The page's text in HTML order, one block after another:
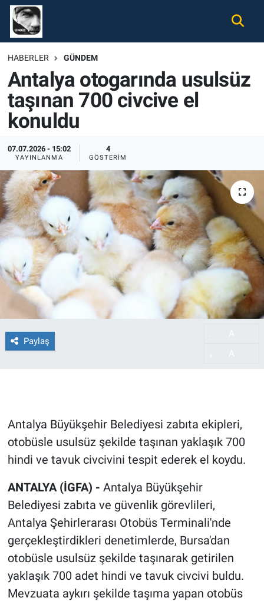
HABERLER GÜNDEM
Antalya otogarında usulsüz
taşınan 700 civcive el
konuldu
07.07.2026 - 15:02
YAYINLANMA
4
GÖSTERIM
Paylaş
Antalya Büyükşehir Belediyesi zabıta ekipleri,
otobüsle usulsüz şekilde taşınan yaklaşık 700
hindi ve tavuk civcivini tespit ederek el koydu.
ANTALYA (İGFA) - Antalya Büyükşehir
Belediyesi zabıta ve güvenlik görevlileri,
Antalya Şehirlerarası Otobüs Terminali'nde
gerçekleştirdikleri denetimlerde, Bursa'dan
otobüsle usulsüz şekilde taşınarak getirilen
yaklaşık 700 adet hindi ve tavuk civcivi buldu.
Mevzuata aykırı şekilde taşıma yapan otobüs
Gündem
Ekonomi
Spor
Tüm Haberler
İletişim
Künye
Nöbetçi Eczaneler
Hava Durumu
Namaz Vakitleri
Süper Lig Puan Durumu ve Fikstür
Tüm Manşetler
Son Dakika Haberleri
Haber Arşivi